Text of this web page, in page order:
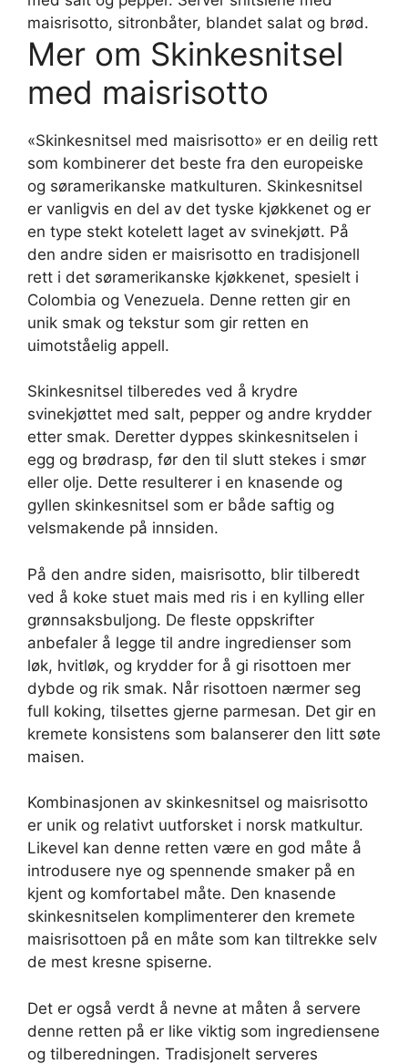
maisrisotto, sitronbåter, blandet salat og brød.
Mer om Skinkesnitsel
med maisrisotto
«Skinkesnitsel med maisrisotto» er en deilig rett
som kombinerer det beste fra den europeiske
og søramerikanske matkulturen. Skinkesnitsel
er vanligvis en del av det tyske kjøkkenet og er
en type stekt kotelett laget av svinekjøtt. På
den andre siden er maisrisotto en tradisjonell
rett i det søramerikanske kjøkkenet, spesielt i
Colombia og Venezuela. Denne retten gir en
unik smak og tekstur som gir retten en
uimotståelig appell.
Skinkesnitsel tilberedes ved å krydre
svinekjøttet med salt, pepper og andre krydder
etter smak. Deretter dyppes skinkesnitselen i
egg og brødrasp, før den til slutt stekes i smør
eller olje. Dette resulterer i en knasende og
gyllen skinkesnitsel som er både saftig og
velsmakende på innsiden.
På den andre siden, maisrisotto, blir tilberedt
ved å koke stuet mais med ris i en kylling eller
grønnsaksbuljong. De fleste oppskrifter
anbefaler å legge til andre ingredienser som
løk, hvitløk, og krydder for å gi risottoen mer
dybde og rik smak. Når risottoen nærmer seg
full koking, tilsettes gjerne parmesan. Det gir en
kremete konsistens som balanserer den litt søte
maisen.
Kombinasjonen av skinkesnitsel og maisrisotto
er unik og relativt uutforsket i norsk matkultur.
Likevel kan denne retten være en god måte å
introdusere nye og spennende smaker på en
kjent og komfortabel måte. Den knasende
skinkesnitselen komplimenterer den kremete
maisrisottoen på en måte som kan tiltrekke selv
de mest kresne spiserne.
Det er også verdt å nevne at måten å servere
denne retten på er like viktig som ingrediensene
og tilberedningen. Tradisjonelt serveres